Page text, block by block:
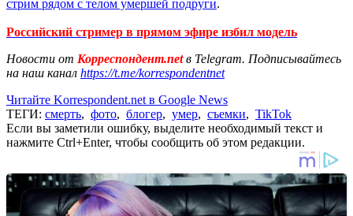
стрим рядом с телом умершей подруги.
Российский стример в прямом эфире избил модель
Новости от Корреспондент.netв Telegram. Подписывайтесь
на наш канал https://t.me/korrespondentnet
Читайте Korrespondent.net в Google News
ТЕГИ: смерть, фото, блогер, умер, съемки, TikTok
Если вы заметили ошибку, выделите необходимый текст и
нажмите Ctrl+Enter, чтобы сообщить об этом редакции.